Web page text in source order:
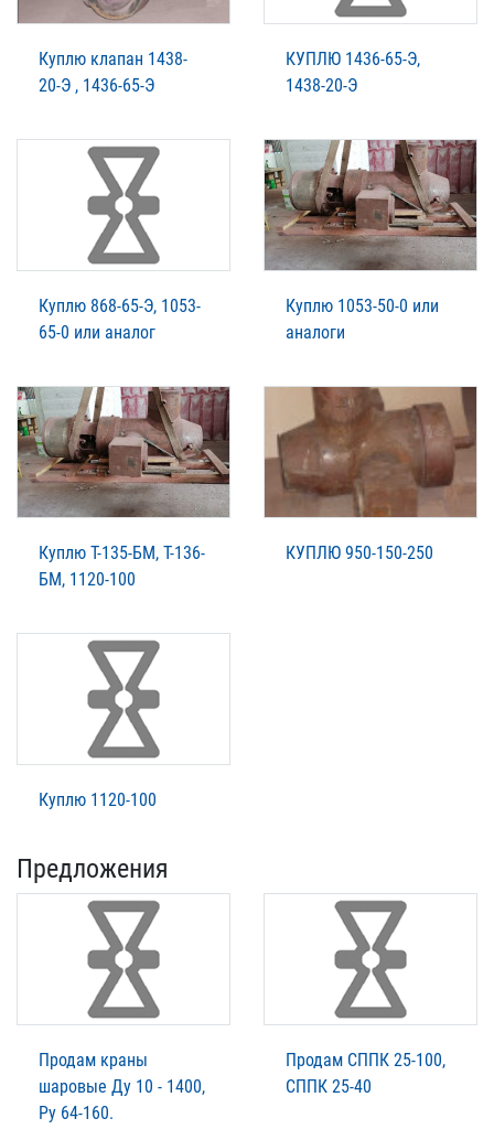
Куплю клапан 1438-
20-Э , 1436-65-Э
КУПЛЮ 1436-65-Э,
1438-20-Э
Куплю 868-65-Э, 1053-
65-0 или аналог
Куплю 1053-50-0 или
аналоги
Куплю Т-135-БМ, Т-136-
БМ, 1120-100
КУПЛЮ 950-150-250
Куплю 1120-100
Предложения
Продам краны
шаровые Ду 10 - 1400,
Ру 64-160.
Продам СППК 25-100,
СППК 25-40